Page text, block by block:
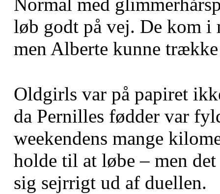
Normal med
løb godt på vej. De kom i
men Alberte kunne
Oldgirls var på papiret
da Pernilles fødder var
weekendens mange
holde til at løbe – men
sig sejrrigt ud af duellen.